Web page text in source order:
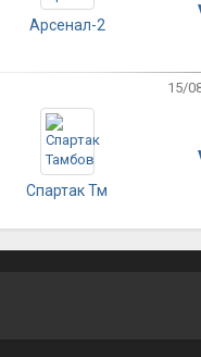
Арсенал-2
15/
Спартак Тм